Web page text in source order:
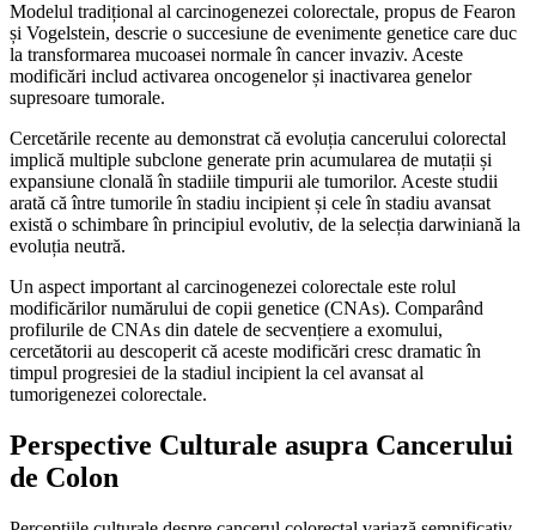
Modelul tradițional al carcinogenezei colorectale, propus de Fearon
și Vogelstein, descrie o succesiune de evenimente genetice care duc
la transformarea mucoasei normale în cancer invaziv. Aceste
modificări includ activarea oncogenelor și inactivarea genelor
supresoare tumorale.
Cercetările recente au demonstrat că evoluția cancerului colorectal
implică multiple subclone generate prin acumularea de mutații și
expansiune clonală în stadiile timpurii ale tumorilor. Aceste studii
arată că între tumorile în stadiu incipient și cele în stadiu avansat
există o schimbare în principiul evolutiv, de la selecția darwiniană la
evoluția neutră.
Un aspect important al carcinogenezei colorectale este rolul
modificărilor numărului de copii genetice (CNAs). Comparând
profilurile de CNAs din datele de secvențiere a exomului,
cercetătorii au descoperit că aceste modificări cresc dramatic în
timpul progresiei de la stadiul incipient la cel avansat al
tumorigenezei colorectale.
Perspective Culturale asupra Cancerului
de Colon